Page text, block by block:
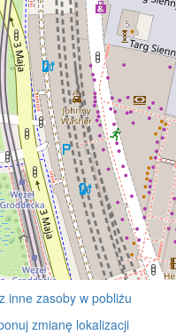
inne zasoby w pobliżu
zmianę lokalizacji